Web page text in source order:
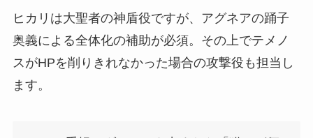
ヒカリは大聖者の神盾役ですが、アグネアの踊子
奥義による全体化の補助が必須。その上でテメノ
スがHPを削りきれなかった場合の攻撃役も担当し
ます。